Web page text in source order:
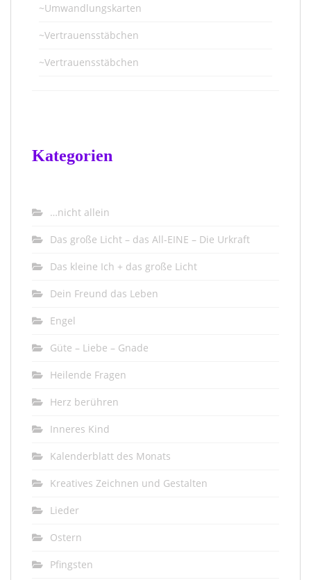
~Umwandlungskarten
~Vertrauensstäbchen
~Vertrauensstäbchen
Kategorien
…nicht allein
Das große Licht – das All-EINE – Die Urkraft
Das kleine Ich + das große Licht
Dein Freund das Leben
Engel
Güte – Liebe – Gnade
Heilende Fragen
Herz berühren
Inneres Kind
Kalenderblatt des Monats
Kreatives Zeichnen und Gestalten
Lieder
Ostern
Pfingsten